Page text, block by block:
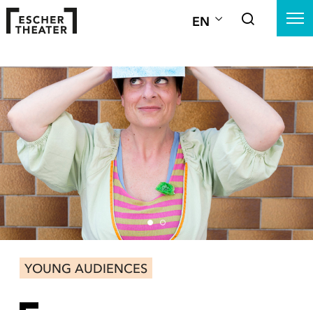
EN
YOUNG AUDIENCES